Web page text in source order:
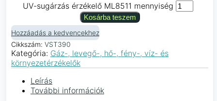
UV-sugárzás érzékelő ML8511 mennyiség
Kosárba teszem
Hozzáadás a kedvencekhez
Cikkszám: VST390
Kategória: Gáz-, levegő-, hő-, fény-, víz- és
környezetérzékelők
Leírás
További információk